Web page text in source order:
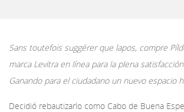
Sans toutefois suggérer que lapos, compre
marca Levitra en línea para la plena
Ganando para el ciudadano un nuevo espacio
Decidió rebautizarlo como Cabo de Buena